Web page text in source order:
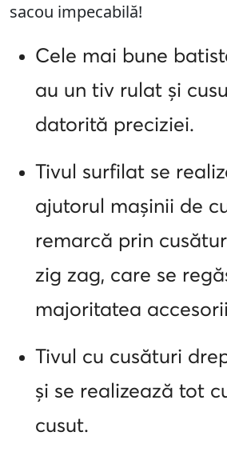
sacou impecabilă!
Cele mai bune
au un tiv rulat și
datorită preciziei.
Tivul surfilat se
ajutorul mașinii de
remarcă prin
zig zag, care se
majoritatea
Tivul cu cusături
și se realizează tot
cusut.